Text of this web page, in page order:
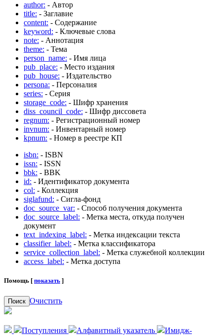
author: - Автор
title: - Заглавие
content: - Содержание
keyword: - Ключевые слова
note: - Аннотация
theme: - Тема
person_name: - Имя лица
pub_place: - Место издания
pub_house: - Издательство
persona: - Персоналия
series: - Серия
storage_code: - Шифр хранения
diss_council_code: - Шифр диссовета
regnum: - Регистрационный номер
invnum: - Инвентарный номер
kpnum: - Номер в реестре КП
isbn: - ISBN
issn: - ISSN
bbk: - BBK
id: - Идентификатор документа
col: - Коллекция
siglafund: - Сигла-фонд
doc_source_var: - Способ получения документа
doc_source_label: - Метка места, откуда получен
документ
text_indexing_label: - Метка индексации текста
classifier_label: - Метка классификатора
service_collection_label: - Метка служебной коллекции
access_label: - Метка доступа
Помощь [ показать ]
Поиск Очистить
Поступления Алфавитный указатель
Имидж-